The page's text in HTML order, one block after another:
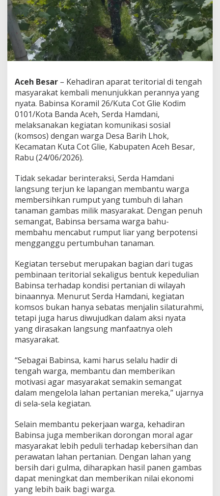
T
e
h
W
g
a
,
S
e
r
d
a
d
a
n
i
T
u
r
u
k
e
L
a
h
a
B
a
u
e
r
s
k
a
n
K
e
b
u
n
G
Aceh Besar – Kehadiran aparat teritorial di tengah
masyarakat kembali menunjukkan perannya yang
nyata. Babinsa Koramil 26/Kuta Cot Glie Kodim
0101/Kota Banda Aceh, Serda Hamdani,
melaksanakan kegiatan komunikasi sosial
(komsos) dengan warga Desa Barih Lhok,
Kecamatan Kuta Cot Glie, Kabupaten Aceh Besar,
Rabu (24/06/2026).
Tidak sekadar berinteraksi, Serda Hamdani
langsung terjun ke lapangan membantu warga
membersihkan rumput yang tumbuh di lahan
tanaman gambas milik masyarakat. Dengan penuh
semangat, Babinsa bersama warga bahu-
membahu mencabut rumput liar yang berpotensi
mengganggu pertumbuhan tanaman.
Kegiatan tersebut merupakan bagian dari tugas
pembinaan teritorial sekaligus bentuk kepedulian
Babinsa terhadap kondisi pertanian di wilayah
binaannya. Menurut Serda Hamdani, kegiatan
komsos bukan hanya sebatas menjalin silaturahmi,
tetapi juga harus diwujudkan dalam aksi nyata
yang dirasakan langsung manfaatnya oleh
masyarakat.
“Sebagai Babinsa, kami harus selalu hadir di
tengah warga, membantu dan memberikan
motivasi agar masyarakat semakin semangat
dalam mengelola lahan pertanian mereka,” ujarnya
di sela-sela kegiatan.
Selain membantu pekerjaan warga, kehadiran
Babinsa juga memberikan dorongan moral agar
masyarakat lebih peduli terhadap kebersihan dan
perawatan lahan pertanian. Dengan lahan yang
bersih dari gulma, diharapkan hasil panen gambas
dapat meningkat dan memberikan nilai ekonomi
yang lebih baik bagi warga.